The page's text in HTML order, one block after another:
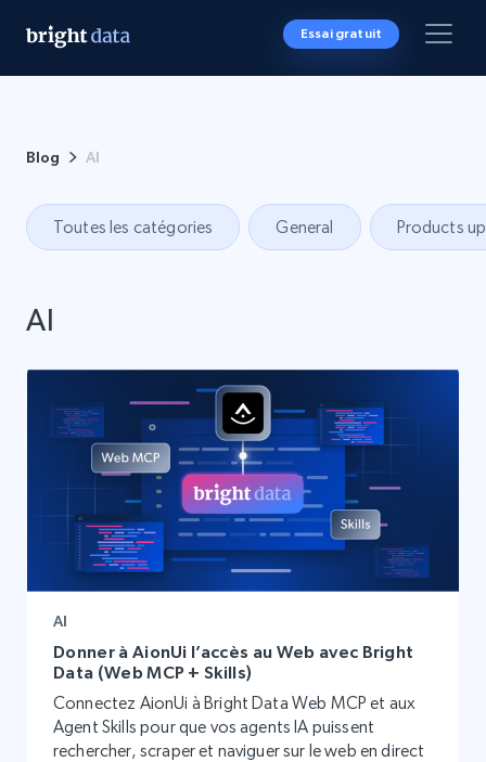
Essai gratuit
Blog AI
Toutes les catégories General Products
AI
AI
Donner à AionUi l’accès au Web avec Bright
Data (Web MCP + Skills)
Connectez AionUi à Bright Data Web MCP et aux
Agent Skills pour que vos agents IA puissent
rechercher, scraper et naviguer sur le web en direct